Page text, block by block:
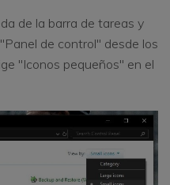
de la barra de tareas y
de control" desde los
"Iconos pequeños" en el